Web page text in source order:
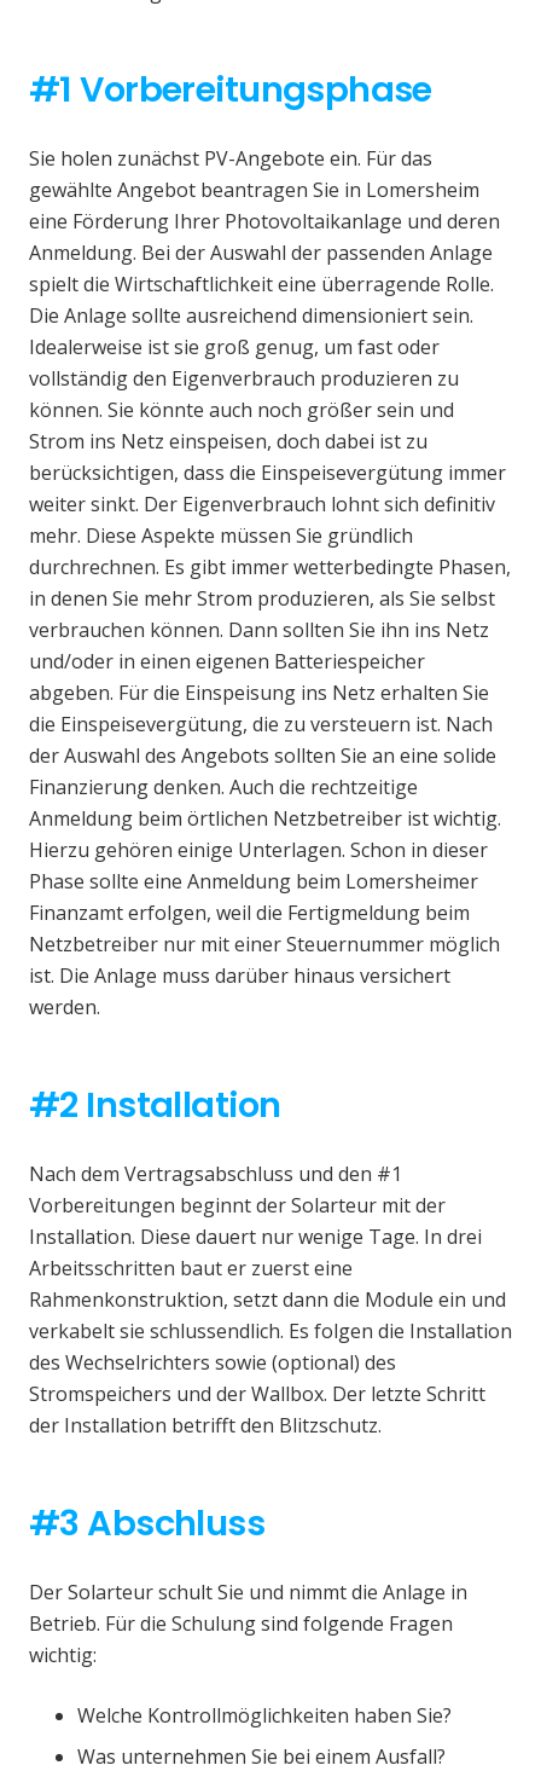
#1 Vorbereitungsphase
Sie holen zunächst PV-Angebote ein. Für das
gewählte Angebot beantragen Sie in Lomersheim
eine Förderung Ihrer Photovoltaikanlage und deren
Anmeldung. Bei der Auswahl der passenden Anlage
spielt die Wirtschaftlichkeit eine überragende Rolle.
Die Anlage sollte ausreichend dimensioniert sein.
Idealerweise ist sie groß genug, um fast oder
vollständig den Eigenverbrauch produzieren zu
können. Sie könnte auch noch größer sein und
Strom ins Netz einspeisen, doch dabei ist zu
berücksichtigen, dass die Einspeisevergütung immer
weiter sinkt. Der Eigenverbrauch lohnt sich definitiv
mehr. Diese Aspekte müssen Sie gründlich
durchrechnen. Es gibt immer wetterbedingte Phasen,
in denen Sie mehr Strom produzieren, als Sie selbst
verbrauchen können. Dann sollten Sie ihn ins Netz
und/oder in einen eigenen Batteriespeicher
abgeben. Für die Einspeisung ins Netz erhalten Sie
die Einspeisevergütung, die zu versteuern ist. Nach
der Auswahl des Angebots sollten Sie an eine solide
Finanzierung denken. Auch die rechtzeitige
Anmeldung beim örtlichen Netzbetreiber ist wichtig.
Hierzu gehören einige Unterlagen. Schon in dieser
Phase sollte eine Anmeldung beim Lomersheimer
Finanzamt erfolgen, weil die Fertigmeldung beim
Netzbetreiber nur mit einer Steuernummer möglich
ist. Die Anlage muss darüber hinaus versichert
werden.
#2 Installation
Nach dem Vertragsabschluss und den #1
Vorbereitungen beginnt der Solarteur mit der
Installation. Diese dauert nur wenige Tage. In drei
Arbeitsschritten baut er zuerst eine
Rahmenkonstruktion, setzt dann die Module ein und
verkabelt sie schlussendlich. Es folgen die Installation
des Wechselrichters sowie (optional) des
Stromspeichers und der Wallbox. Der letzte Schritt
der Installation betrifft den Blitzschutz.
#3 Abschluss
Der Solarteur schult Sie und nimmt die Anlage in
Betrieb. Für die Schulung sind folgende Fragen
wichtig:
Welche Kontrollmöglichkeiten haben Sie?
Was unternehmen Sie bei einem Ausfall?